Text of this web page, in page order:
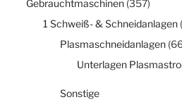
Gebrauchtmaschinen(357)
1 Schweiß- & Schneidanlagen
Plasmaschneidanlagen
Unterlagen
Sonstige